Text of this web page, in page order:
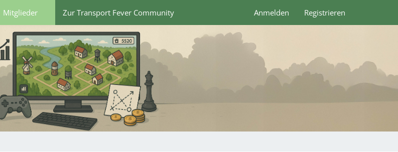
Mitglieder Zur Transport Fever Community Anmelden Registrieren